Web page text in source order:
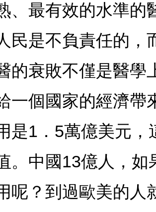
、最有效的水準的
民是不負責任的，
的衰敗不僅是醫
一個國家的經濟帶
是1．5萬億美元
。中國13億人，
呢？到過歐美的人